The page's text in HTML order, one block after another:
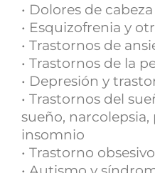
• Dolores de
• Esquizofrenia y
• Trastornos de
• Trastornos de la
• Depresión y
• Trastornos del
sueño, narcolepsia,
insomnio
• Trastorno